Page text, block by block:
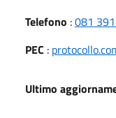
Telefono :081
PEC :
Ultimo